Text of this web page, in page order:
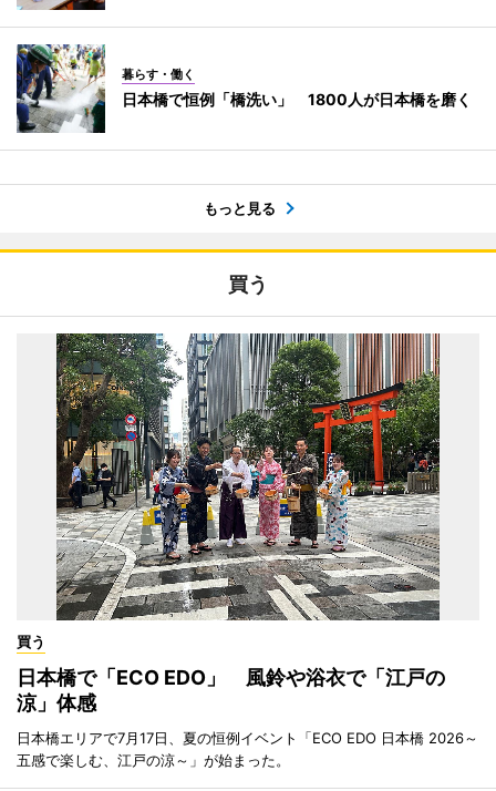
暮らす・働く
日本橋で恒例「橋洗い」 1800人が日本橋を磨く
もっと見る
買う
買う
日本橋で「ECO EDO」 風鈴や浴衣で「江戸の
涼」体感
日本橋エリアで7月17日、夏の恒例イベント「ECO EDO 日本橋 2026～
五感で楽しむ、江戸の涼～」が始まった。